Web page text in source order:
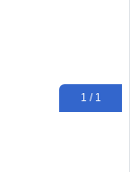
1 / 1